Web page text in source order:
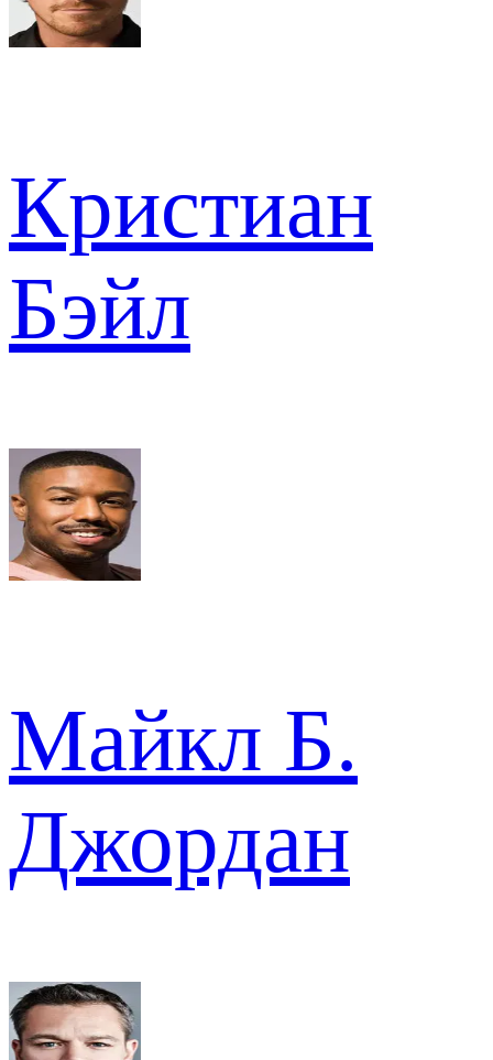
Кристиан
Бэйл
Майкл Б.
Джордан